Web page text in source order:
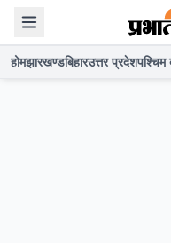
होमझारखण्डबिहारउत्तर प्रदेशपश्चिम